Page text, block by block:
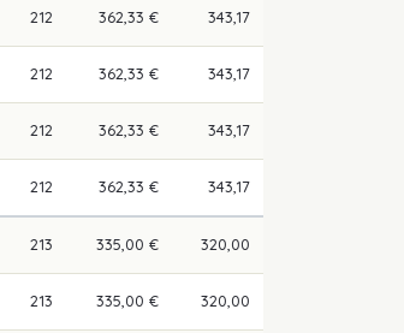
212 362,33 € 343,17
212 362,33 € 343,17
212 362,33 € 343,17
212 362,33 € 343,17
213 335,00 € 320,00
213 335,00 € 320,00